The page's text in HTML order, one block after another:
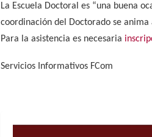
La Escuela Doctoral es “una buena
coordinación del Doctorado se
Para la asistencia es necesaria
Servicios Informativos FCom